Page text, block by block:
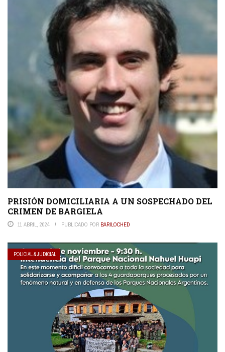
PRISIÓN DOMICILIARIA A UN SOSPECHADO DEL
CRIMEN DE BARGIELA
11 ABRIL, 2024 PUBLICADO POR BARILOCHED
POLICIAL & JUDICIAL